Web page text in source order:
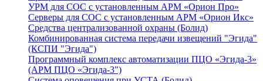
УРМ для СОС с установленным АРМ «Орион Про»
Серверы для СОС с установленным АРМ «Орион Икс»
Средства централизованной охраны (Болид)
Комбинированная система передачи извещений "Эгида"
(КСПИ "Эгида")
Программный комплекс автоматизации ПЦО «Эгида-3»
(АРМ ПЦО «Эгида-3")